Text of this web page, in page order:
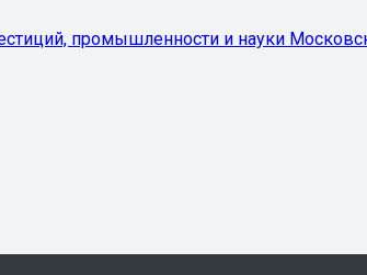
промышленности и науки